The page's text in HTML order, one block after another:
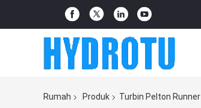
Rumah Produk Turbin Pelton Runner